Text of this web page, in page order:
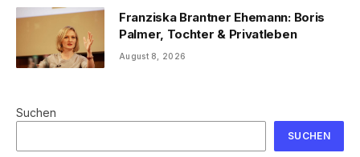
Franziska Brantner Ehemann: Boris
Palmer, Tochter & Privatleben
August 8, 2026
Suchen
SUCHEN